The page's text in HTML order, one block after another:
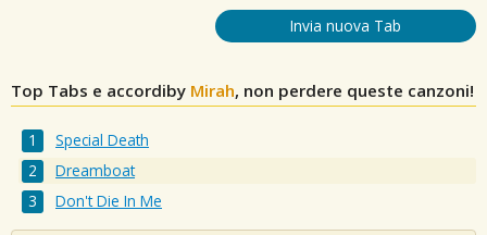
Invia nuova Tab
Top Tabs e accordiby Mirah, non perdere queste canzoni!
Special Death
Dreamboat
Don't Die In Me